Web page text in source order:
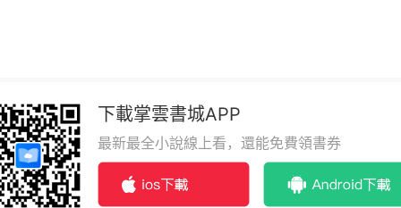
下載掌雲書城APP
最新最全小說線上看，還能免費領書券